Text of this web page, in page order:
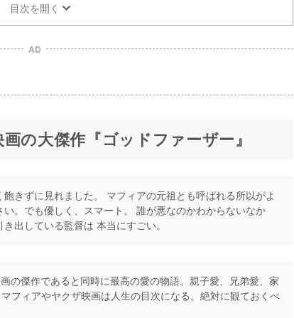
目次を開く
AD
の大傑作『ゴッドファーザー』
きずに見れました。 マフィアの元祖とも呼ばれる所以がよ
。でも優しく、スマート。 誰が悪なのかわからないなか
出している監督は 本当にすごい。
の傑作であると同時に最高の愛の物語。親子愛、兄弟愛、家
フィアやヤクザ映画は人生の目次になる。絶対に観ておくべ